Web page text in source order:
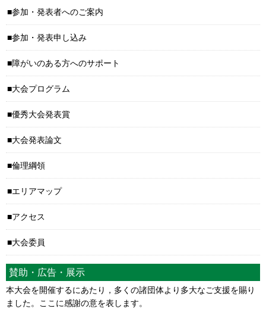
参加・発表者へのご案内
参加・発表申し込み
障がいのある方へのサポート
大会プログラム
優秀大会発表賞
大会発表論文
倫理綱領
エリアマップ
アクセス
大会委員
賛助・広告・展示
本大会を開催するにあたり，多くの諸団体より多大なご支援を賜り
ました。ここに感謝の意を表します。